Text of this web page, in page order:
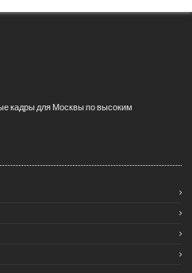
кадры для Москвы по высоким